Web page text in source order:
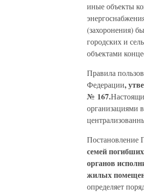
иные объекты
(захоронения)
городских и
объектами
Правила
Федерации,
№ 167.
организациями
Постановление
семей
органов
жилых
определяет